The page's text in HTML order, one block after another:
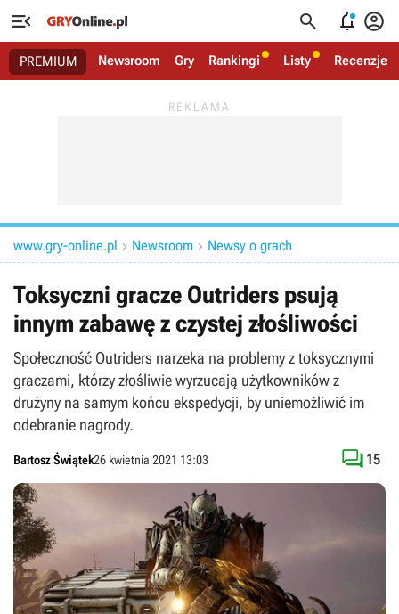
   
PREMIUM Newsroom Gry Rankingi Listy Recenzje
www.gry-online.pl  Newsroom  Newsy o grach
Toksyczni gracze Outriders psują
innym zabawę z czystej złośliwości
Społeczność Outriders narzeka na problemy z toksycznymi
graczami, którzy złośliwie wyrzucają użytkowników z
drużyny na samym końcu ekspedycji, by uniemożliwić im
odebranie nagrody.
Bartosz Świątek26 kwietnia 2021 13:03  15